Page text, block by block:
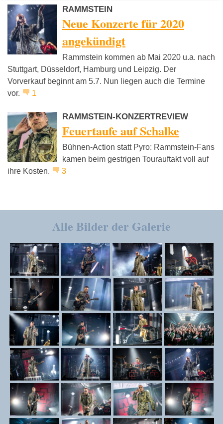
RAMMSTEIN
Neue Konzerte für 2020
angekündigt
Rammstein kommen ab Mai 2020 u.a. nach
Stuttgart, Düsseldorf, Hamburg und Leipzig. Der
Vorverkauf beginnt am 5.7. Nun liegen auch die Termine
vor.
1
RAMMSTEIN-KONZERTREVIEW
Feuertaufe auf Schalke
Bühnen-Action statt Pyro: Rammstein-Fans
kamen beim gestrigen Tourauftakt voll auf
ihre Kosten.
3
Alle Bilder der Galerie